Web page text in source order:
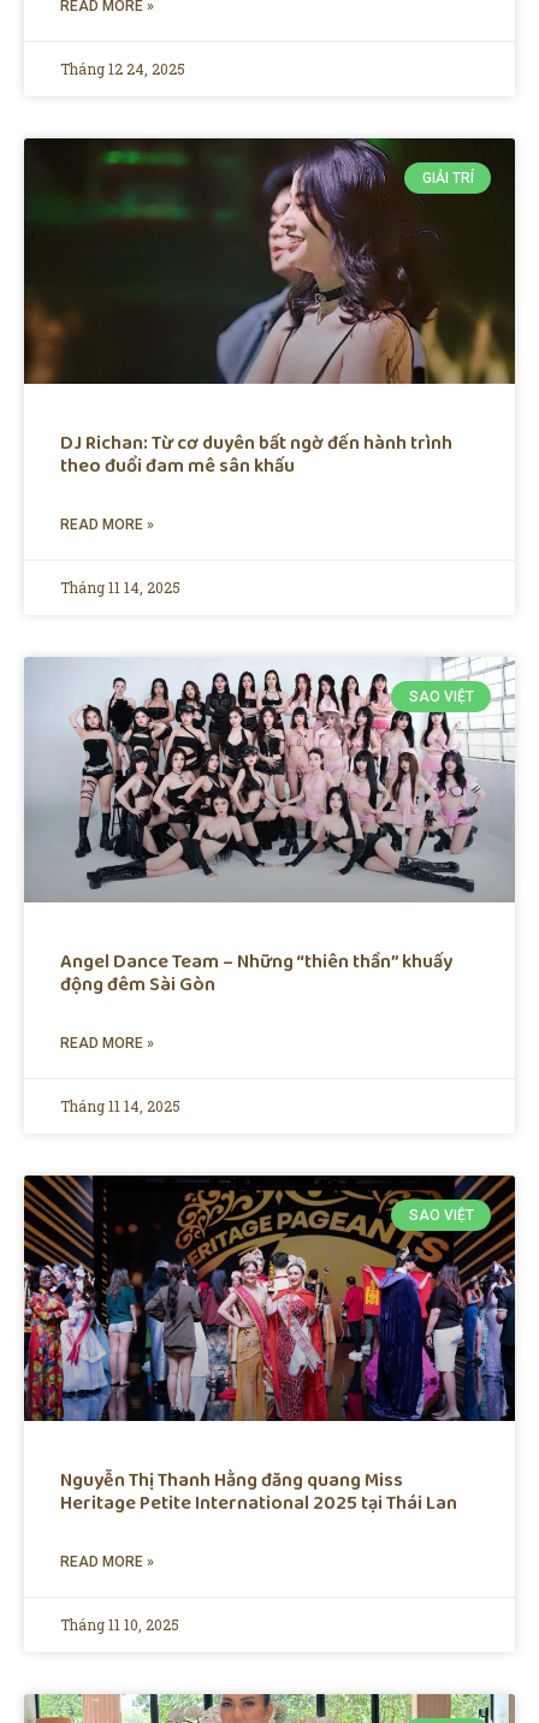
READ MORE »
Tháng 12 24, 2025
GIẢI TRÍ
DJ Richan: Từ cơ duyên bất ngờ đến hành trình
theo đuổi đam mê sân khấu
READ MORE »
Tháng 11 14, 2025
SAO VIỆT
Angel Dance Team – Những “thiên thần” khuấy
động đêm Sài Gòn
READ MORE »
Tháng 11 14, 2025
SAO VIỆT
Nguyễn Thị Thanh Hằng đăng quang Miss
Heritage Petite International 2025 tại Thái Lan
READ MORE »
Tháng 11 10, 2025